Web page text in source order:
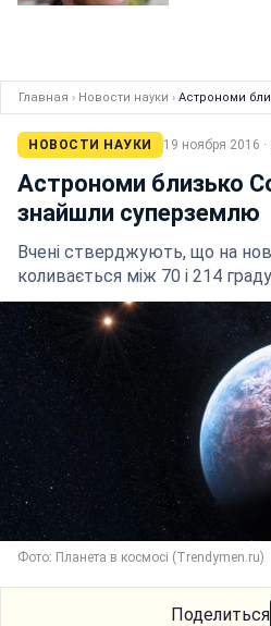
Главная › Новости науки › Астрономи
НОВОСТИ НАУКИ 19 ноября 2016 ·
Астрономи близько
знайшли суперземлю
Вчені стверджують, що на
коливається між 70 і 214
Фото: Планета в космосі (Trendymen.ru)
Поделиться